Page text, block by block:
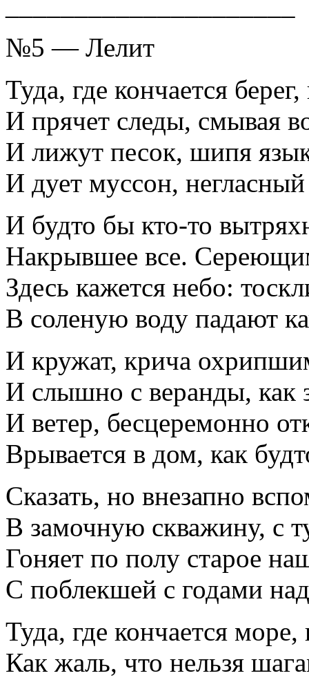
№5 — Лелит
Туда, где кончается
И прячет следы, смывая
И лижут песок, шипя
И дует муссон,
И будто бы кто-то
Накрывшее все.
Здесь кажется небо:
В соленую воду падают
И кружат, крича
И слышно с веранды, как
И ветер, бесцеремонно
Врывается в дом, как
Сказать, но внезапно
В замочную скважину, с
Гоняет по полу старое
С поблекшей с годами
Туда, где кончается море,
Как жаль, что нельзя